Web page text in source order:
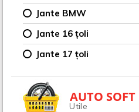
Jante BMW
Jante 16 țoli
Jante 17 țoli
AUTO SOFT
Utile